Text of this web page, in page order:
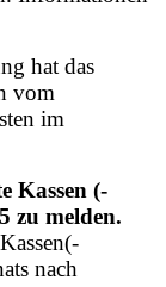
hat das
vom
im
Kassen (-
zu melden.
nach